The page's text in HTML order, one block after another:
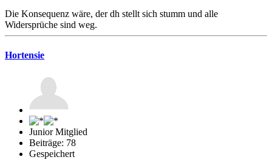
Die Konsequenz wäre, der dh stellt sich stumm und alle
Widersprüche sind weg.
Hortensie
Junior Mitglied
Beiträge: 78
Gespeichert